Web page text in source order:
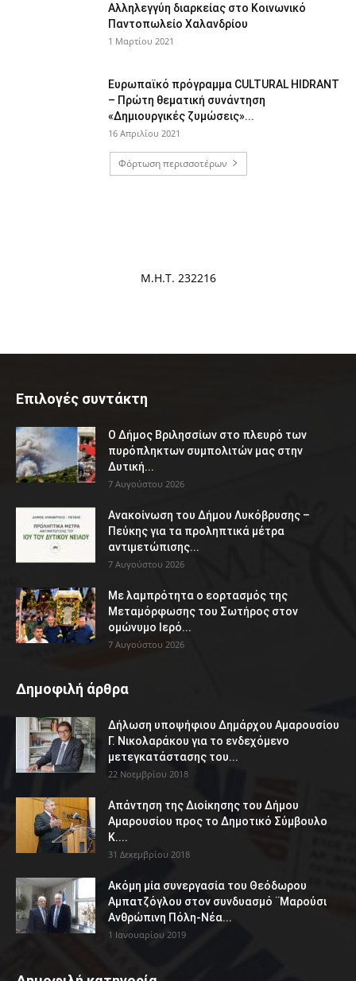
Αλληλεγγύη διαρκείας στο Κοινωνικό
Παντοπωλείο Χαλανδρίου
1 Μαρτίου 2021
Ευρωπαϊκό πρόγραμμα CULTURAL HIDRANT
– Πρώτη θεματική συνάντηση
«Δημιουργικές ζυμώσεις»...
16 Απριλίου 2021
Φόρτωση περισσοτέρων
Μ.Η.Τ. 232216
Επιλογές συντάκτη
Ο Δήμος Βριλησσίων στο πλευρό των
πυρόπληκτων συμπολιτών μας στην
Δυτική...
7 Αυγούστου 2026
Ανακοίνωση του Δήμου Λυκόβρυσης –
Πεύκης για τα προληπτικά μέτρα
αντιμετώπισης...
7 Αυγούστου 2026
Με λαμπρότητα ο εορτασμός της
Μεταμόρφωσης του Σωτήρος στον
ομώνυμο Ιερό...
7 Αυγούστου 2026
Δημοφιλή άρθρα
Δήλωση υποψήφιου Δημάρχου Αμαρουσίου
Γ. Νικολαράκου για το ενδεχόμενο
μετεγκατάστασης του...
22 Νοεμβρίου 2018
Απάντηση της Διοίκησης του Δήμου
Αμαρουσίου προς το Δημοτικό Σύμβουλο
Κ....
31 Δεκεμβρίου 2018
Ακόμη μία συνεργασία του Θεόδωρου
Αμπατζόγλου στον συνδυασμό ¨Μαρούσι
Ανθρώπινη Πόλη-Νέα...
1 Ιανουαρίου 2019